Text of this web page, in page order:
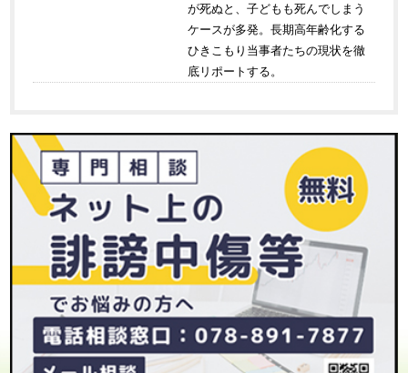
が死ぬと、子どもも死んでしまう
ケースが多発。長期高年齢化する
ひきこもり当事者たちの現状を徹
底リポートする。